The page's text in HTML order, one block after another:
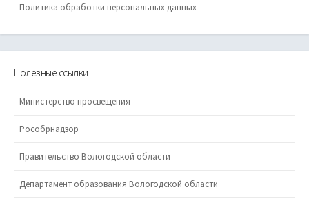
Политика обработки персональных данных
Полезные ссылки
Министерство просвещения
Рособрнадзор
Правительство Вологодской области
Департамент образования Вологодской области